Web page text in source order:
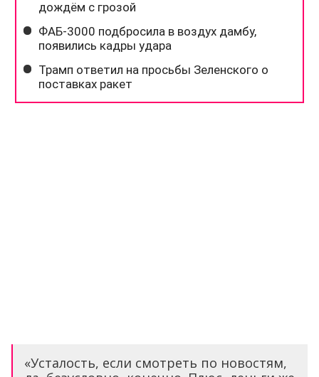
«Усталость, если смотреть по новостям,